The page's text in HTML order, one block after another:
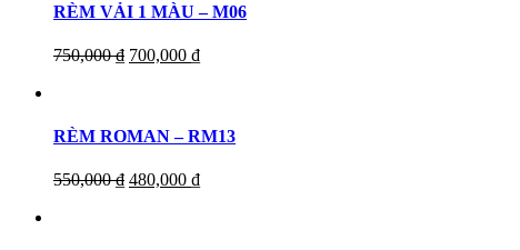
RÈM VẢI 1 MÀU – M06
750,000₫ 700,000 ₫
RÈM ROMAN – RM13
550,000₫ 480,000 ₫